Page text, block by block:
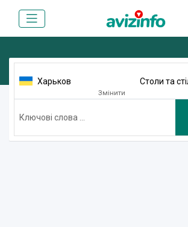
Харьков
Змінити
Столи та